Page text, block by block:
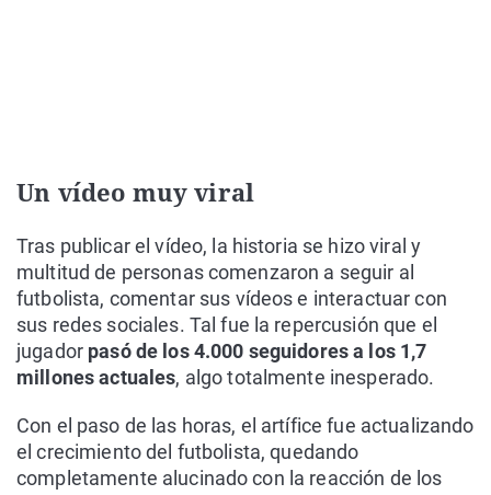
Un vídeo muy viral
Tras publicar el vídeo, la historia se hizo viral y
multitud de personas comenzaron a seguir al
futbolista, comentar sus vídeos e interactuar con
sus redes sociales. Tal fue la repercusión que el
jugador pasó de los 4.000 seguidores a los 1,7
millones actuales, algo totalmente inesperado.
Con el paso de las horas, el artífice fue actualizando
el crecimiento del futbolista, quedando
completamente alucinado con la reacción de los